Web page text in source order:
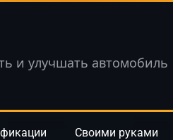
и улучшать автомобиль
Своими руками